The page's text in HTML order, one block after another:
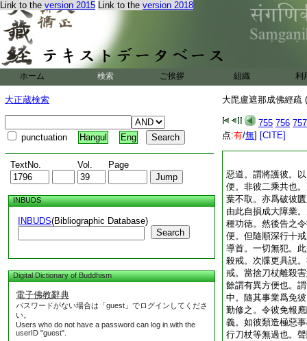
Link to the version 2015 Link to the version 2018
ホーム 検索 ご挨拶 組織 利
大正蔵検索
punctuation Hangul Eng
TextNo. Vol. Page
INBUDS
INBUDS(Bibliographic Database)
Search
Digital Dictionary of Buddhism
電子佛教辭典
パスワードがない場合は「guest」でログインしてくださ
い。
Users who do not have a password can log in with the
userID "guest".
大毘盧遮那成佛經疏
755 756 757
点:有/無] [CITE]
惡道。謂將護彼。
便。非彼二乘共也
葉不取。亦爲破彼
由此自損成大障業
種功徳。然後告之
便。但隨順深行十
導首。一切無犯。
殺戒。次牒更具説
戒。當捨刀杖離殺
餘謂有異方便也。
中。隨其事業爲免
勤修之。令彼免報
義。如彼類造極惡
行刀杖等無過也。